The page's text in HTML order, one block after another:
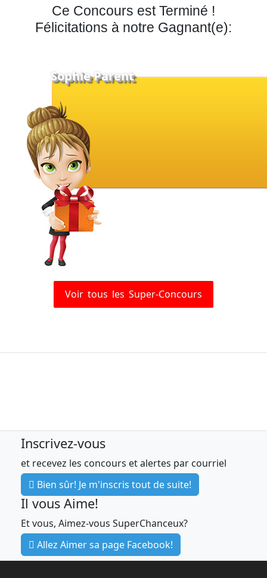
Ce Concours est Terminé !
Félicitations à notre Gagnant(e):
Sophie Parent
Voir tous les Super-Concours
Inscrivez-vous
et recevez les concours et alertes par courriel
Bien sûr! Je m'inscris tout de suite!
Il vous Aime!
Et vous, Aimez-vous SuperChanceux?
Allez Aimer sa page Facebook!